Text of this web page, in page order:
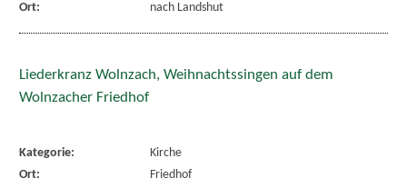
Ort:
nach Landshut
Liederkranz Wolnzach, Weihnachtssingen auf dem
Wolnzacher Friedhof
Kategorie:
Kirche
Ort:
Friedhof